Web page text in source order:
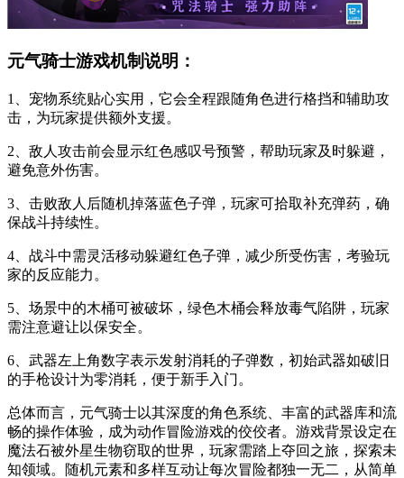
元气骑士游戏机制说明：
1、宠物系统贴心实用，它会全程跟随角色进行格挡和辅助攻
击，为玩家提供额外支援。
2、敌人攻击前会显示红色感叹号预警，帮助玩家及时躲避，
避免意外伤害。
3、击败敌人后随机掉落蓝色子弹，玩家可拾取补充弹药，确
保战斗持续性。
4、战斗中需灵活移动躲避红色子弹，减少所受伤害，考验玩
家的反应能力。
5、场景中的木桶可被破坏，绿色木桶会释放毒气陷阱，玩家
需注意避让以保安全。
6、武器左上角数字表示发射消耗的子弹数，初始武器如破旧
的手枪设计为零消耗，便于新手入门。
总体而言，元气骑士以其深度的角色系统、丰富的武器库和流
畅的操作体验，成为动作冒险游戏的佼佼者。游戏背景设定在
魔法石被外星生物窃取的世界，玩家需踏上夺回之旅，探索未
知领域。随机元素和多样互动让每次冒险都独一无二，从简单